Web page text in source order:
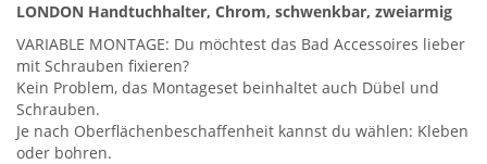
LONDON Handtuchhalter, Chrom, schwenkbar, zweiarmig
VARIABLE MONTAGE: Du möchtest das Bad Accessoires lieber
mit Schrauben fixieren?
Kein Problem, das Montageset beinhaltet auch Dübel und
Schrauben.
Je nach Oberflächenbeschaffenheit kannst du wählen: Kleben
oder bohren.